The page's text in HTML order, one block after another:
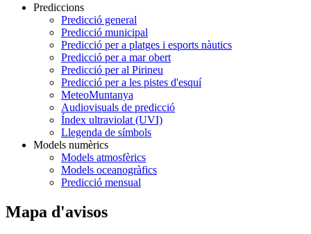
Prediccions
Predicció general
Predicció municipal
Predicció per a platges i esports nàutics
Predicció per a mar obert
Predicció per al Pirineu
Predicció per a les pistes d'esquí
MeteoMuntanya
Audiovisuals de predicció
Índex ultraviolat (UVI)
Llegenda de símbols
Models numèrics
Models atmosfèrics
Models oceanogràfics
Predicció mensual
Mapa d'avisos